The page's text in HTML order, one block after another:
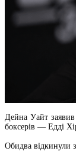
Дейна Уайт
боксерів — Едді
Обидва відкинули